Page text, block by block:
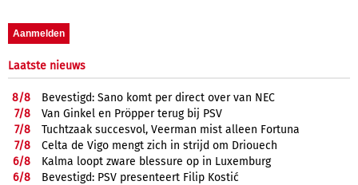
Laatste nieuws
8/8
Bevestigd: Sano komt per direct over van NEC
7/8
Van Ginkel en Pröpper terug bij PSV
7/8
Tuchtzaak succesvol, Veerman mist alleen Fortuna
7/8
Celta de Vigo mengt zich in strijd om Driouech
6/8
Kalma loopt zware blessure op in Luxemburg
6/8
Bevestigd: PSV presenteert Filip Kostić